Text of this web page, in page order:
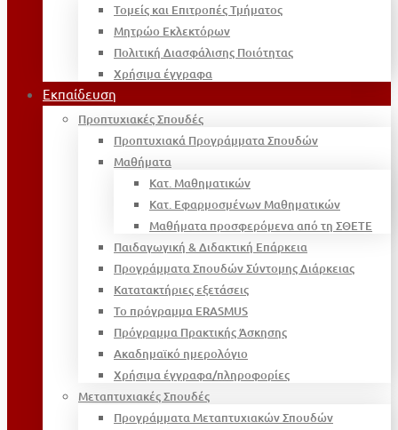
Τομείς και Επιτροπές Τμήματος
Μητρώο Εκλεκτόρων
Πολιτική Διασφάλισης Ποιότητας
Χρήσιμα έγγραφα
Εκπαίδευση
Προπτυχιακές Σπουδές
Προπτυχιακά Προγράμματα Σπουδών
Μαθήματα
Κατ. Μαθηματικών
Κατ. Εφαρμοσμένων Μαθηματικών
Μαθήματα προσφερόμενα από τη ΣΘΕΤΕ
Παιδαγωγική & Διδακτική Επάρκεια
Προγράμματα Σπουδών Σύντομης Διάρκειας
Κατατακτήριες εξετάσεις
Το πρόγραμμα ERASMUS
Πρόγραμμα Πρακτικής Άσκησης
Ακαδημαϊκό ημερολόγιο
Χρήσιμα έγγραφα/πληροφορίες
Μεταπτυχιακές Σπουδές
Προγράμματα Μεταπτυχιακών Σπουδών